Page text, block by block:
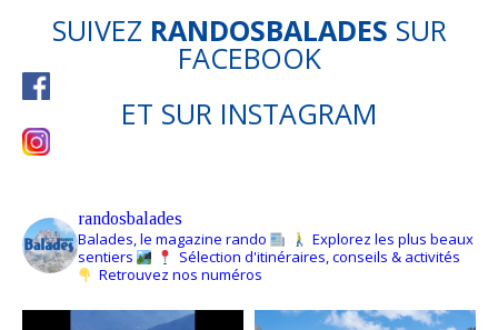
SUIVEZ RANDOSBALADES SUR
FACEBOOK
ET SUR INSTAGRAM
randosbalades
Balades, le magazine rando
Explorez les plus beaux
sentiers
Sélection d'itinéraires, conseils & activités
Retrouvez nos numéros